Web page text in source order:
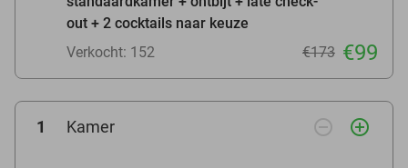
out + 2 cocktails naar keuze
Verkocht: 152 €173 €99
1 Kamer remove_circle_outline add_circle_outline